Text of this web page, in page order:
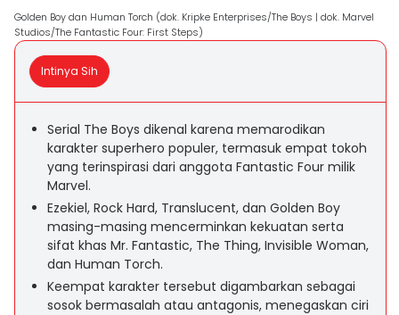
Golden Boy dan Human Torch (dok. Kripke Enterprises/The Boys | dok. Marvel
Studios/The Fantastic Four: First Steps)
Intinya Sih
Serial The Boys dikenal karena memarodikan
karakter superhero populer, termasuk empat tokoh
yang terinspirasi dari anggota Fantastic Four milik
Marvel.
Ezekiel, Rock Hard, Translucent, dan Golden Boy
masing-masing mencerminkan kekuatan serta
sifat khas Mr. Fantastic, The Thing, Invisible Woman,
dan Human Torch.
Keempat karakter tersebut digambarkan sebagai
sosok bermasalah atau antagonis, menegaskan ciri